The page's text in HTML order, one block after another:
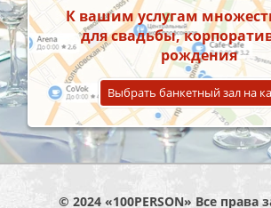
К вашим услугам
для свадьбы,
рождения
Выбрать банкетный зал на
© 2024 «100PERSON» Все